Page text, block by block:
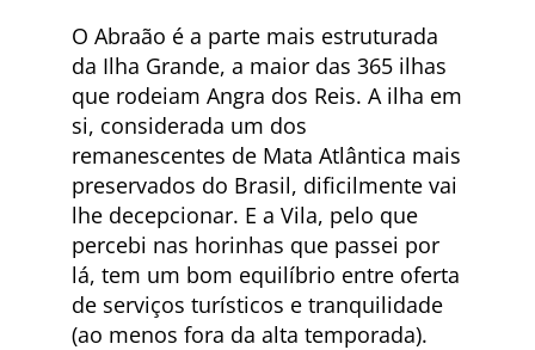
O Abraão é a parte mais estruturada
da Ilha Grande, a maior das 365 ilhas
que rodeiam Angra dos Reis. A ilha em
si, considerada um dos
remanescentes de Mata Atlântica mais
preservados do Brasil, dificilmente vai
lhe decepcionar. E a Vila, pelo que
percebi nas horinhas que passei por
lá, tem um bom equilíbrio entre oferta
de serviços turísticos e tranquilidade
(ao menos fora da alta temporada).